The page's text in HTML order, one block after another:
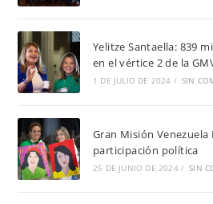
Yelitze Santaella: 839
en el vértice 2 de la
1 DE JULIO DE 2024 / SIN
Gran Misión
participación política
25 DE JUNIO DE 2024 / SIN